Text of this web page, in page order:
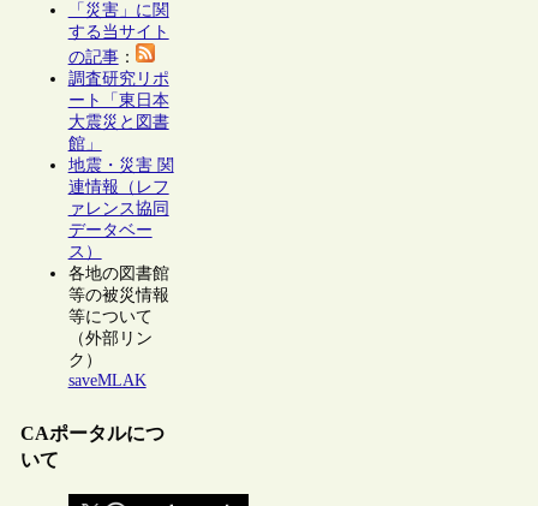
「災害」に関
する当サイト
の記事：
調査研究リポ
ート「東日本
大震災と図書
館」
地震・災害 関
連情報（レフ
ァレンス協同
データベー
ス）
各地の図書館
等の被災情報
等について
（外部リン
ク）
saveMLAK
CAポータルにつ
いて